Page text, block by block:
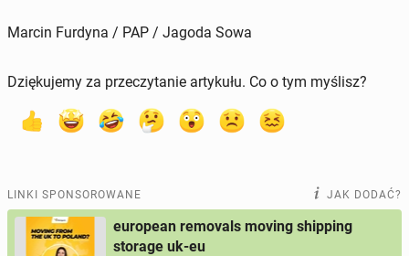
Marcin Furdyna / PAP / Jagoda Sowa
Dziękujemy za przeczytanie artykułu. Co o tym myślisz?
LINKI SPONSOROWANE JAK DODAĆ?
european removals moving shipping
storage uk-eu